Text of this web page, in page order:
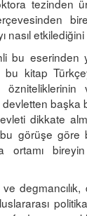
tezinden
nasıl
bu eserinden
bu kitap
devletten
dikkate
bu görüşe
ortamı